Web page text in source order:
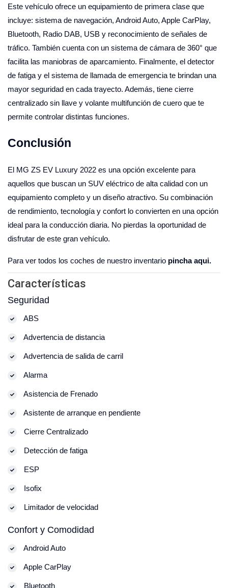
Este vehículo ofrece un equipamiento de primera clase que
incluye: sistema de navegación, Android Auto, Apple CarPlay,
Bluetooth, Radio DAB, USB y reconocimiento de señales de
tráfico. También cuenta con un sistema de cámara de 360° que
facilita las maniobras de aparcamiento. Finalmente, el detector
de fatiga y el sistema de llamada de emergencia te brindan una
mayor seguridad en cada trayecto. Además, tiene cierre
centralizado sin llave y volante multifunción de cuero que te
permite controlar distintas funciones.
Conclusión
El MG ZS EV Luxury 2022 es una opción excelente para
aquellos que buscan un SUV eléctrico de alta calidad con un
equipamiento completo y un diseño atractivo. Su combinación
de rendimiento, tecnología y confort lo convierten en una opción
ideal para la conducción diaria. No pierdas la oportunidad de
disfrutar de este gran vehículo.
Para ver todos los coches de nuestro inventario pincha aqui.
Características
Seguridad
ABS
Advertencia de distancia
Advertencia de salida de carril
Alarma
Asistencia de Frenado
Asistente de arranque en pendiente
Cierre Centralizado
Detección de fatiga
ESP
Isofix
Limitador de velocidad
Confort y Comodidad
Android Auto
Apple CarPlay
Bluetooth